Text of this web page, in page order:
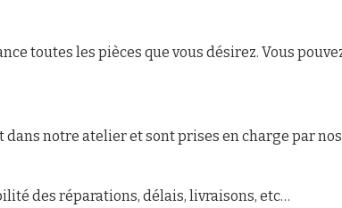
toutes les pièces que vous désirez. Vous
dans notre atelier et sont prises en charge par
des réparations, délais, livraisons, etc…